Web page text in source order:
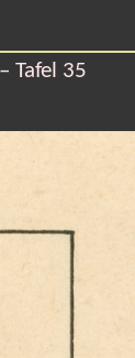
Tafel 35